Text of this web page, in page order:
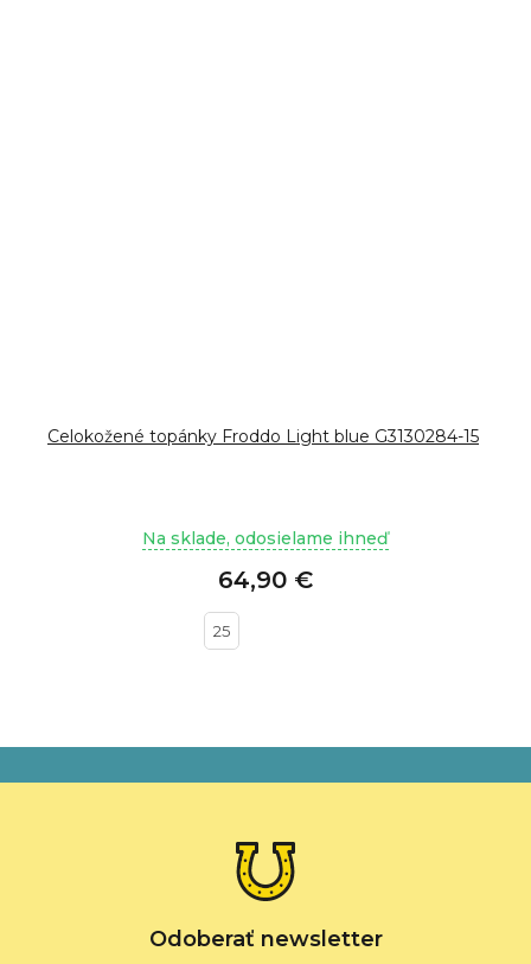
Celokožené topánky Froddo Light blue G3130284-15
Na sklade, odosielame ihneď
64,90 €
25
á
Odoberať newsletter